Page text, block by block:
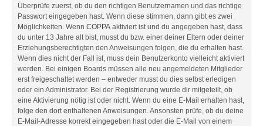
Überprüfe zuerst, ob du den richtigen Benutzernamen und das richtige
Passwort eingegeben hast. Wenn diese stimmen, dann gibt es zwei
Möglichkeiten. Wenn COPPA aktiviert ist und du angegeben hast, dass
du unter 13 Jahre alt bist, musst du bzw. einer deiner Eltern oder deiner
Erziehungsberechtigten den Anweisungen folgen, die du erhalten hast.
Wenn dies nicht der Fall ist, muss dein Benutzerkonto vielleicht aktiviert
werden. Bei einigen Boards müssen alle neu angemeldeten Mitglieder
erst freigeschaltet werden – entweder musst du dies selbst erledigen
oder ein Administrator. Bei der Registrierung wurde dir mitgeteilt, ob
eine Aktivierung nötig ist oder nicht. Wenn du eine E-Mail erhalten hast,
folge den dort enthaltenen Anweisungen. Ansonsten prüfe, ob du deine
E-Mail-Adresse korrekt eingegeben hast oder die E-Mail von einem